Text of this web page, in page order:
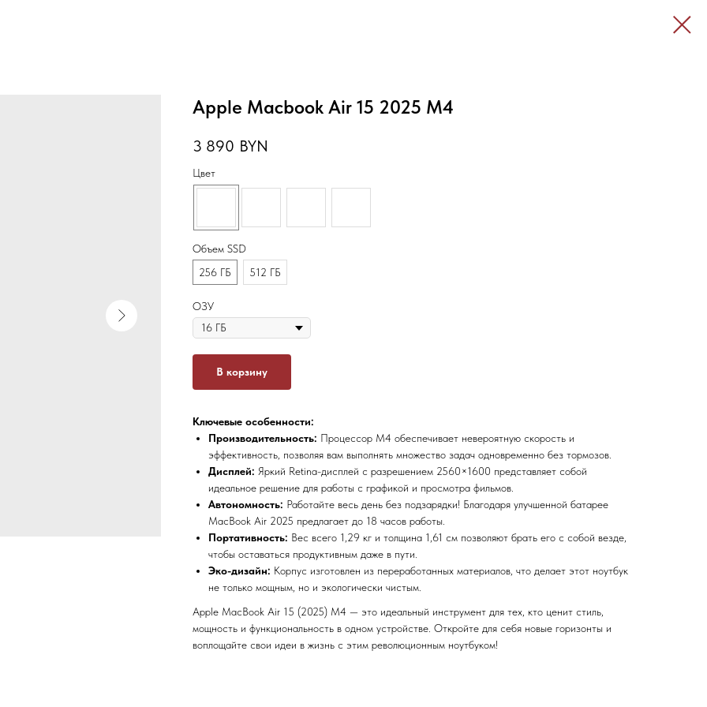
Apple Macbook Air 15 2025 M4
3 890 BYN
Цвет
Объем SSD
256 ГБ
512 ГБ
ОЗУ
В корзину
Ключевые особенности:
Производительность: Процессор M4 обеспечивает невероятную скорость и
эффективность, позволяя вам выполнять множество задач одновременно без тормозов.
Дисплей: Яркий Retina-дисплей с разрешением 2560×1600 представляет собой
идеальное решение для работы с графикой и просмотра фильмов.
Автономность: Работайте весь день без подзарядки! Благодаря улучшенной батарее
MacBook Air 2025 предлагает до 18 часов работы.
Портативность: Вес всего 1,29 кг и толщина 1,61 см позволяют брать его с собой везде,
чтобы оставаться продуктивным даже в пути.
Эко-дизайн: Корпус изготовлен из переработанных материалов, что делает этот ноутбук
не только мощным, но и экологически чистым.
Apple MacBook Air 15 (2025) M4 — это идеальный инструмент для тех, кто ценит стиль,
мощность и функциональность в одном устройстве. Откройте для себя новые горизонты и
воплощайте свои идеи в жизнь с этим революционным ноутбуком!